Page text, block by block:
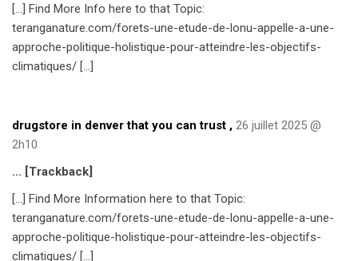
[…] Find More Info here to that Topic:
teranganature.com/forets-une-etude-de-lonu-appelle-a-une-
approche-politique-holistique-pour-atteindre-les-objectifs-
climatiques/ […]
drugstore in denver that you can trust , 26 juillet 2025 @
2h10
… [Trackback]
[…] Find More Information here to that Topic:
teranganature.com/forets-une-etude-de-lonu-appelle-a-une-
approche-politique-holistique-pour-atteindre-les-objectifs-
climatiques/ […]